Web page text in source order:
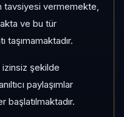
tavsiyesi vermemekte,
ve bu tür
taşımamaktadır.
izinsiz şekilde
paylaşımlar
başlatılmaktadır.